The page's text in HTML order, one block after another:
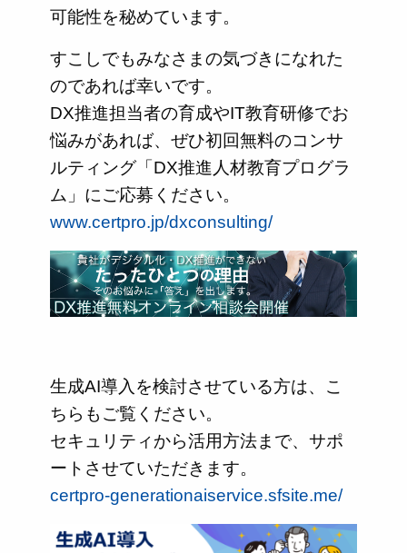
可能性を秘めています。
すこしでもみなさまの気づきになれた
のであれば幸いです。
DX推進担当者の育成やIT教育研修でお
悩みがあれば、ぜひ初回無料のコンサ
ルティング「DX推進人材教育プログラ
ム」にご応募ください。
www.certpro.jp/dxconsulting/
生成AI導入を検討させている方は、こ
ちらもご覧ください。
セキュリティから活用方法まで、サポ
ートさせていただきます。
certpro-generationaiservice.sfsite.me/